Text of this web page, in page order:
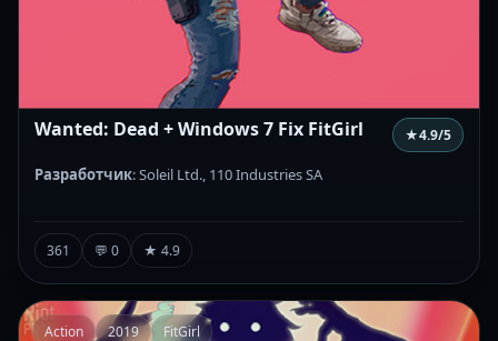
Wanted: Dead + Windows 7 Fix FitGirl ★4.9/5
Разработчик: Soleil Ltd., 110 Industries SA
361 💬 0 ★ 4.9
Action 2019 FitGirl